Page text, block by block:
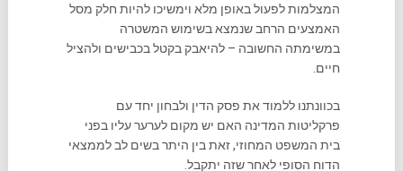
המצלמות לפעול באופן מלא וימשיכו להיות חלק מסל
האמצעים הרחב שנמצא בשימוש המשטרה
במשימתה החשובה – להיאבק בקטל בכבישים ולהציל
חיים.
בכוונתנו ללמוד את פסק הדין ולבחון יחד עם
פרקליטות המדינה האם יש מקום לערער עליו בפני
בית המשפט המחוזי, זאת בין היתר בשים לב לממצאי
הדוח הסופי לאחר שזה יתקבל.